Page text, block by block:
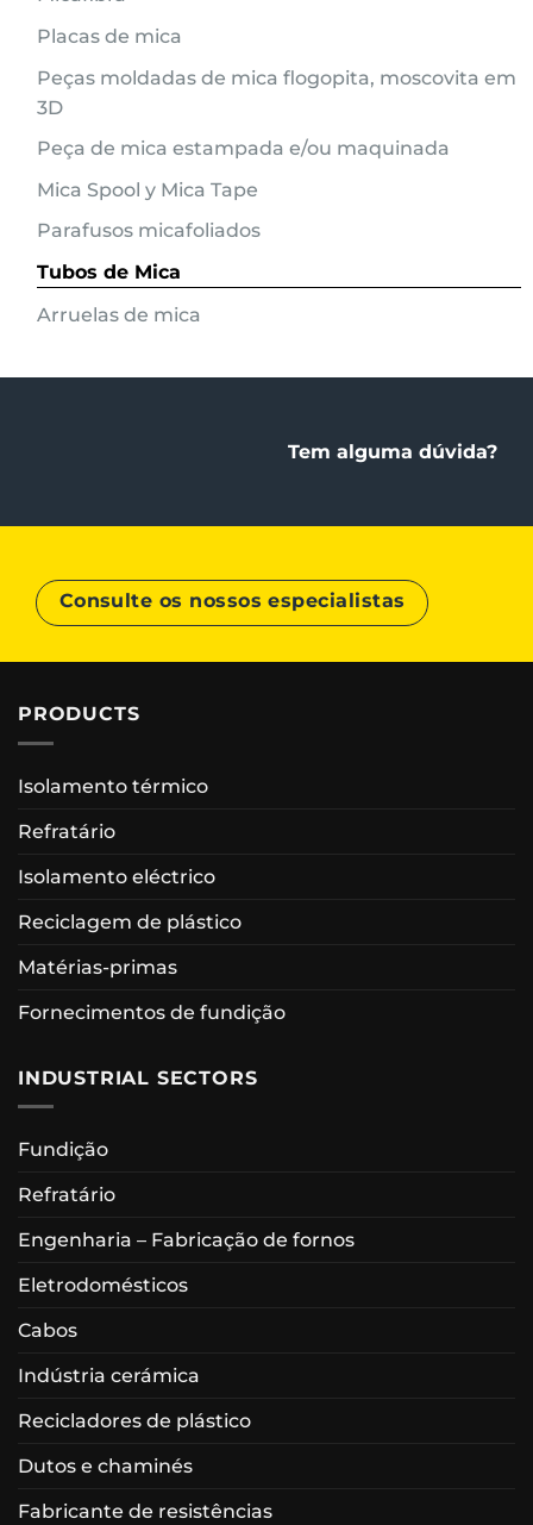
Placas de mica
Peças moldadas de mica flogopita, moscovita em
3D
Peça de mica estampada e/ou maquinada
Mica Spool y Mica Tape
Parafusos micafoliados
Tubos de Mica
Arruelas de mica
Tem alguma dúvida?
Consulte os nossos especialistas
PRODUCTS
Isolamento térmico
Refratário
Isolamento eléctrico
Reciclagem de plástico
Matérias-primas
Fornecimentos de fundição
INDUSTRIAL SECTORS
Fundição
Refratário
Engenharia – Fabricação de fornos
Eletrodomésticos
Cabos
Indústria cerámica
Recicladores de plástico
Dutos e chaminés
Fabricante de resistências